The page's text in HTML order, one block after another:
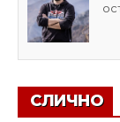
СЛИЧНО